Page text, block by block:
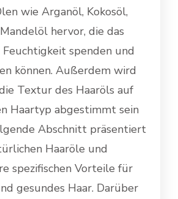
wie Arganöl, Kokosöl,
hervor, die das
Feuchtigkeit spenden und
können. Außerdem wird
Textur des Haaröls auf
Haartyp abgestimmt sein
Abschnitt präsentiert
Haaröle und
spezifischen Vorteile für
gesundes Haar. Darüber